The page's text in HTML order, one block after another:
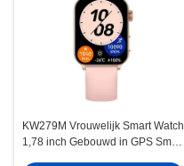
KW279M Vrouwelijk Smart Watch
1,78 inch Gebouwd in GPS Smart